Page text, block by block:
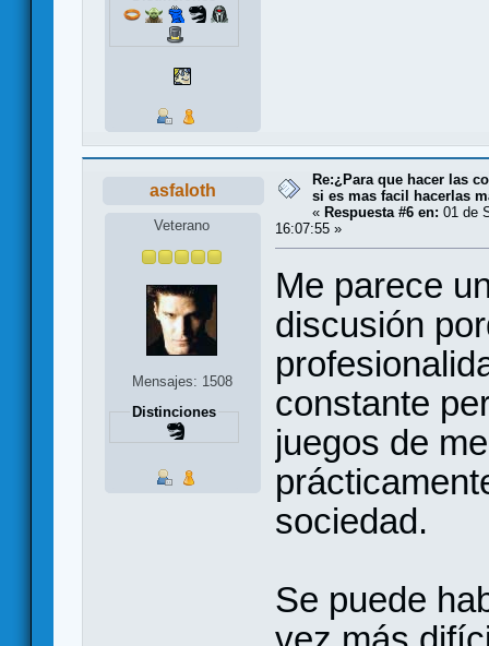
asfaloth
Veterano
Mensajes: 1508
Distinciones
Re:¿Para que hacer las
si es mas facil hacerlas
« Respuesta #6 en: 01 de
16:07:55 »
Me parece
discusión
constante
juegos de
sociedad.
Se puede